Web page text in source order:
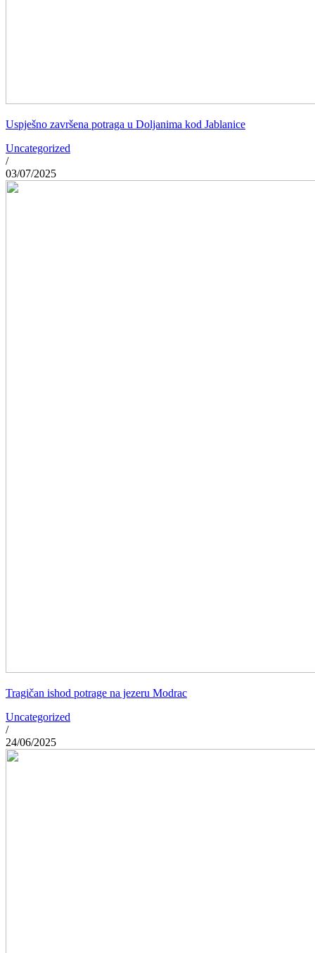
Uspješno završena potraga u Doljanima kod Jablanice
Uncategorized
/
03/07/2025
Tragičan ishod potrage na jezeru Modrac
Uncategorized
/
24/06/2025